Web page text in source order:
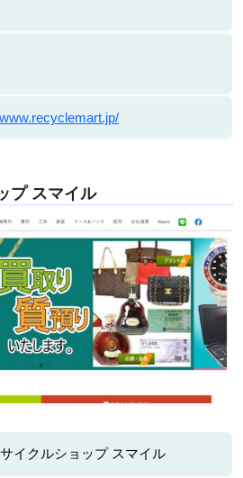
プ スマイル
イクルショップ スマイル